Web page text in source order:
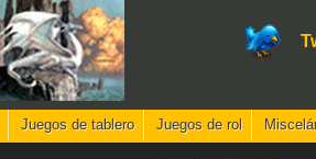
Juegos de tablero Juegos de rol